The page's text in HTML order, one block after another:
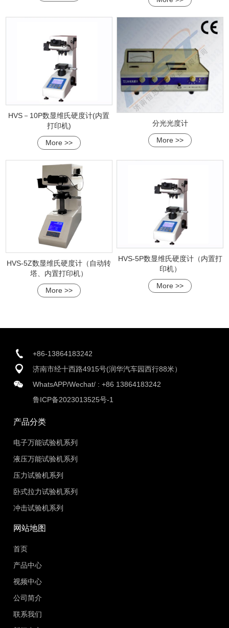
HVS－10P数显维氏硬度计(内置
打印机)
More >>
分光光度计
More >>
HVS-5Z数显维氏硬度计（自动转
塔、内置打印机）
More >>
HVS-5P数显维氏硬度计（内置打
印机）
More >>
+86-13864183242
济南市经十西路4915号(润华汽车园西行88米）
WhatsAPP/Wechat/ :+86 13864183242
鲁ICP备2023013525号-1
产品分类
电子万能试验机系列
液压万能试验机系列
压力试验机系列
卧式拉力试验机系列
冲击试验机系列
网站地图
首页
产品中心
视频中心
公司简介
联系我们